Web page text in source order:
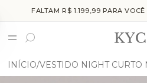
FALTAM R$ 1.199,99 PARA
INÍCIO VESTIDO NIGHT